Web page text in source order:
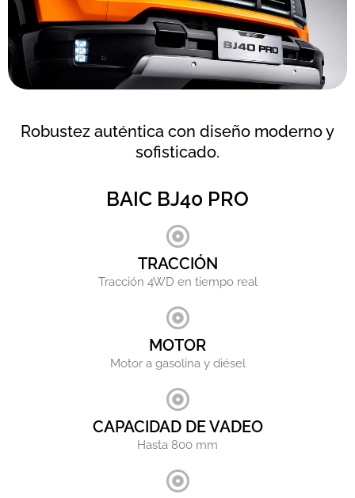
Robustez auténtica con diseño moderno y
sofisticado.
BAIC BJ40 PRO
TRACCIÓN
Tracción 4WD en tiempo real
MOTOR
Motor a gasolina y diésel
CAPACIDAD DE VADEO
Hasta 800 mm